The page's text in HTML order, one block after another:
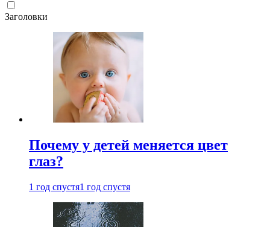
Заголовки
Почему у детей меняется цвет
глаз?
1 год спустя1 год спустя